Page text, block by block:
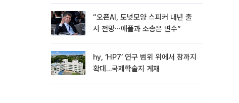
“오픈AI, 도넛모양 스피커 내년 출
시 전망⋯애플과 소송은 변수”
hy, ‘HP7’ 연구 범위 위에서 장까지
확대…국제학술지 게재